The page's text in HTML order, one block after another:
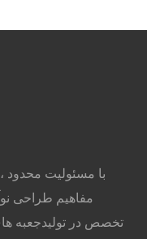
مفاهیم طراحی
تخصص در تولیدجعبه